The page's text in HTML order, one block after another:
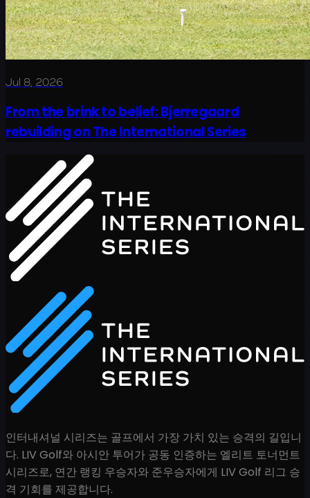
Jul 8, 2026
From the brink to belief: Bjerregaard
rebuilding on The International Series
인터내셔널 시리즈는 골프에서 가장 가치 있는 승격의 길입니
다. LIV Golf와 아시안 투어가 공동 인증하는 엘리트 토너먼트
시리즈로, 연간 랭킹 우승자와 준우승자에게 LIV Golf 리그 승
격 기회를 제공합니다.